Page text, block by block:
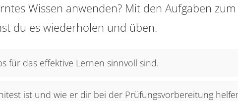
Wissen anwenden? Mit den Aufgaben
du es wiederholen und üben.
für das effektive Lernen sinnvoll sind.
ist und wie er dir bei der Prüfungsvorbereitung